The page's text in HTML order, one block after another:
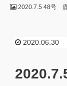
2020.7.5 48号
2020.06.30